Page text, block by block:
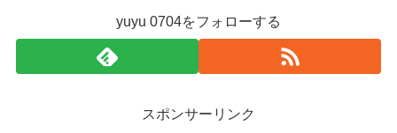
yuyu 0704をフォローする
スポンサーリンク